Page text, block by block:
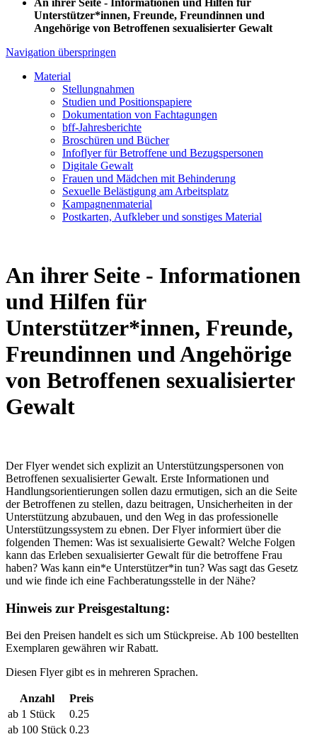
An ihrer Seite - Informationen und Hilfen für
Unterstützer*innen, Freunde, Freundinnen und
Angehörige von Betroffenen sexualisierter Gewalt
Navigation überspringen
Material
Stellungnahmen
Studien und Positionspapiere
Dokumentation von Fachtagungen
bff-Jahresberichte
Broschüren und Bücher
Infoflyer für Betroffene und Bezugspersonen
Digitale Gewalt
Frauen und Mädchen mit Behinderung
Sexuelle Belästigung am Arbeitsplatz
Kampagnenmaterial
Postkarten, Aufkleber und sonstiges Material
An ihrer Seite - Informationen
und Hilfen für
Unterstützer*innen, Freunde,
Freundinnen und Angehörige
von Betroffenen sexualisierter
Gewalt
Der Flyer wendet sich explizit an Unterstützungspersonen von
Betroffenen sexualisierter Gewalt. Erste Informationen und
Handlungsorientierungen sollen dazu ermutigen, sich an die Seite
der Betroffenen zu stellen, dazu beitragen, Unsicherheiten in der
Unterstützung abzubauen, und den Weg in das professionelle
Unterstützungssystem zu ebnen. Der Flyer informiert über die
folgenden Themen: Was ist sexualisierte Gewalt? Welche Folgen
kann das Erleben sexualisierter Gewalt für die betroffene Frau
haben? Was kann ein*e Unterstützer*in tun? Was sagt das Gesetz
und wie finde ich eine Fachberatungsstelle in der Nähe?
Hinweis zur Preisgestaltung:
Bei den Preisen handelt es sich um Stückpreise. Ab 100 bestellten
Exemplaren gewähren wir Rabatt.
Diesen Flyer gibt es in mehreren Sprachen.
Anzahl
Preis
ab 1 Stück
0.25
ab 100 Stück 0.23